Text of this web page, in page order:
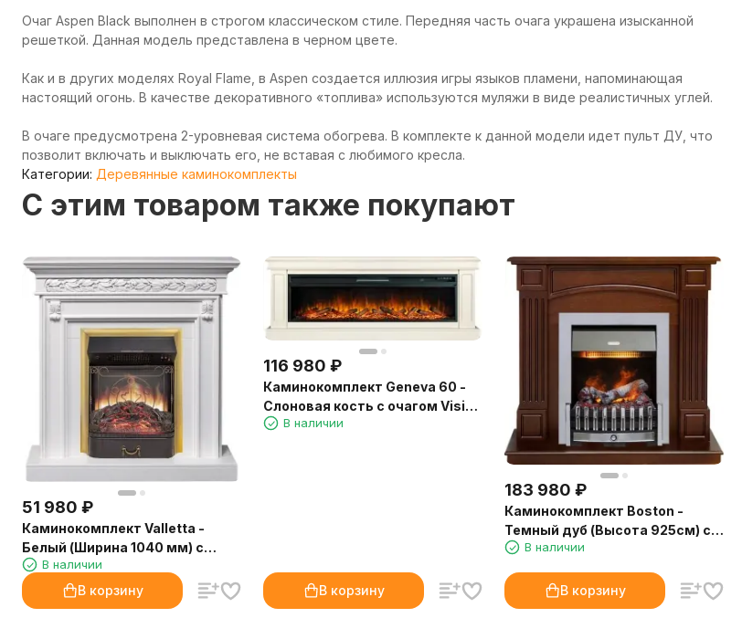
Очаг Aspen Black выполнен в строгом классическом стиле. Передняя часть очага украшена изысканной
решеткой. Данная модель представлена в черном цвете.
Как и в других моделях Royal Flame, в Aspen создается иллюзия игры языков пламени, напоминающая
настоящий огонь. В качестве декоративного «топлива» используются муляжи в виде реалистичных углей.
В очаге предусмотрена 2-уровневая система обогрева. В комплекте к данной модели идет пульт ДУ, что
позволит включать и выключать его, не вставая с любимого кресла.
Категории: Деревянные каминокомплекты
C этим товаром также покупают
51 980 ₽
Каминокомплект Valletta -
Белый (Ширина 1040 мм) с
очагом Majestic FX M Brass
В наличии
В корзину
116 980 ₽
Каминокомплект Geneva 60 -
Слоновая кость с очагом Vision
60 LOG LED
В наличии
В корзину
183 980 ₽
Каминокомплект Boston -
Темный дуб (Высота 925см) с
очагом Danville Chrome FB2
В наличии
В корзину